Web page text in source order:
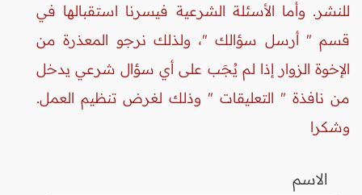
للنشر. وأما الأسئلة الشرعية فيسرنا استقبالها في
قسم " أرسل سؤالك "، ولذلك نرجو المعذرة من
الإخوة الزوار إذا لم يُجَب على أي سؤال شرعي يدخل
من نافذة " التعليقات " وذلك لغرض تنظيم العمل.
وشكرا
الاسم